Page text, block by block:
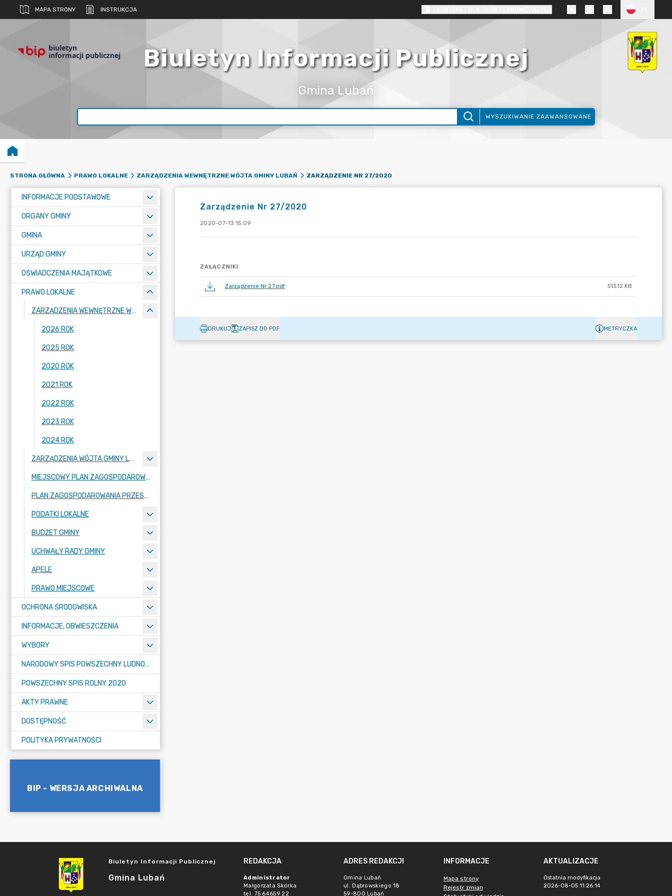
MAPA STRONY INSTRUKCJA
biuletyn
informacji publicznej Biuletyn Informacji Publicznej
Gmina Lubań
WYSZUKIWANIE ZAAWANSOWANE
STRONA GŁÓWNA PRAWO LOKALNE ZARZĄDZENIA WEWNĘTRZNE WÓJTA GMINY LUBAŃ ZARZĄDZENIE NR 27/2020
INFORMACJE PODSTAWOWE
ORGANY GMINY
GMINA
URZĄD GMINY
OŚWIADCZENIA MAJĄTKOWE
PRAWO LOKALNE
ZARZĄDZENIA WEWNĘTRZNE WÓJTA GMINY LUBAŃ
2026 ROK
2025 ROK
2020 ROK
2021 ROK
2022 ROK
2023 ROK
2024 ROK
ZARZĄDZENIA WÓJTA GMINY LUBAŃ
MIEJSCOWY PLAN ZAGOSPODAROWANIA PRZESTRZENNEGO
PLAN ZAGOSPODAROWANIA PRZESTRZENNEGO
PODATKI LOKALNE
BUDŻET GMINY
UCHWAŁY RADY GMINY
APELE
PRAWO MIEJSCOWE
OCHRONA ŚRODOWISKA
INFORMACJE, OBWIESZCZENIA
WYBORY
NARODOWY SPIS POWSZECHNY LUDNOŚCI I MIESZKAŃ W 2021
POWSZECHNY SPIS ROLNY 2020
AKTY PRAWNE
DOSTĘPNOŚĆ
POLITYKA PRYWATNOŚCI
BIP - WERSJA ARCHIWALNA
Zarządzenie Nr 27/2020
2020-07-13 15:09
ZAŁĄCZNIKI
Zarządzenie Nr 27.pdf 513.12 KB
DRUKUJ ZAPISZ DO PDF METRYCZKA
Biuletyn Informacji Publicznej
Gmina Lubań
REDAKCJA
Administrator
Małgorzata Skórka
tel. 75 64659 22
ADRES REDAKCJI
Gmina Lubań
ul. Dąbrowskiego 18
59-800 Lubań
INFORMACJE
Mapa strony
Rejestr zmian
AKTUALIZACJE
Ostatnia modyfikacja
2026-08-05 11:26:14